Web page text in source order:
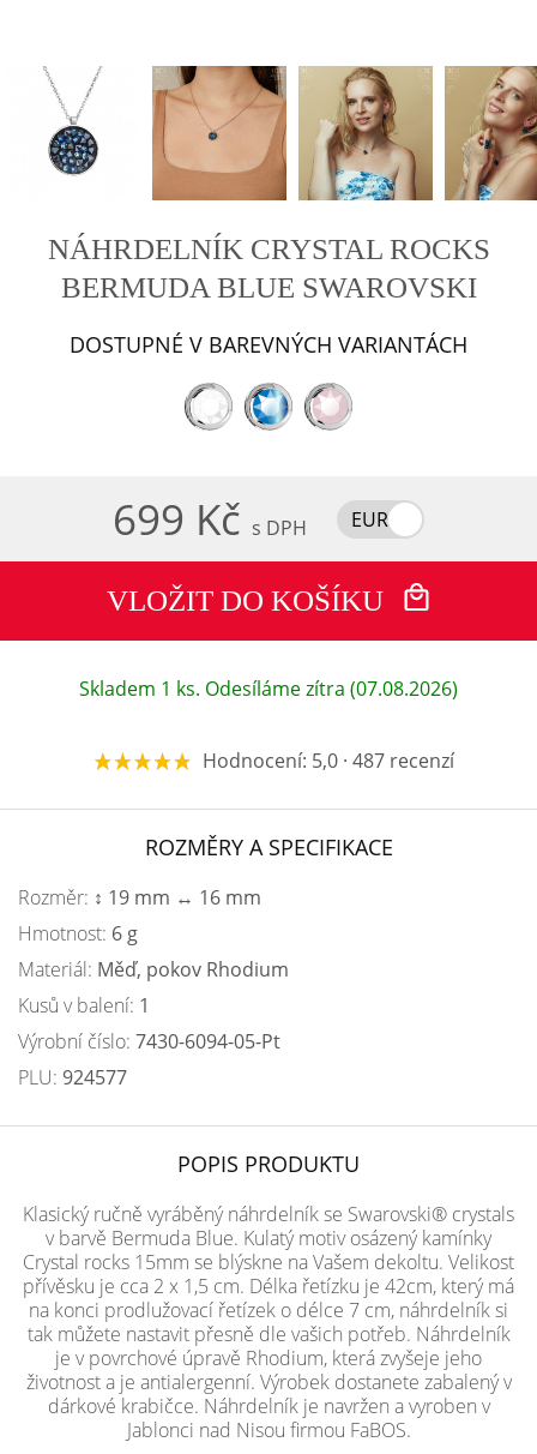
NÁHRDELNÍK CRYSTAL ROCKS
BERMUDA BLUE SWAROVSKI
DOSTUPNÉ V BAREVNÝCH VARIANTÁCH
699 Kč s DPH EUR
VLOŽIT DO KOŠÍKU
Skladem 1 ks. Odesíláme zítra (07.08.2026)
Hodnocení: 5,0 · 487 recenzí
ROZMĚRY A SPECIFIKACE
Rozměr: ↕ 19 mm ↔ 16 mm
Hmotnost: 6 g
Materiál: Měď, pokov Rhodium
Kusů v balení: 1
Výrobní číslo: 7430-6094-05-Pt
PLU: 924577
POPIS PRODUKTU
Klasický ručně vyráběný náhrdelník se Swarovski® crystals
v barvě Bermuda Blue. Kulatý motiv osázený kamínky
Crystal rocks 15mm se blýskne na Vašem dekoltu. Velikost
přívěsku je cca 2 x 1,5 cm. Délka řetízku je 42cm, který má
na konci prodlužovací řetízek o délce 7 cm, náhrdelník si
tak můžete nastavit přesně dle vašich potřeb. Náhrdelník
je v povrchové úpravě Rhodium, která zvyšeje jeho
životnost a je antialergenní. Výrobek dostanete zabalený v
dárkové krabičce. Náhrdelník je navržen a vyroben v
Jablonci nad Nisou firmou FaBOS.